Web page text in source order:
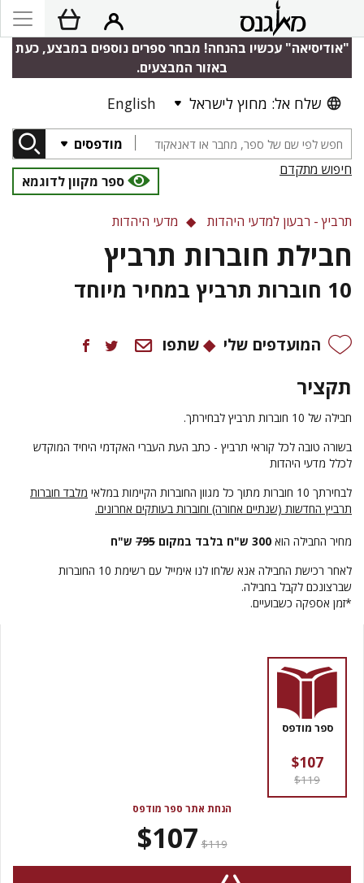
"אודיסיאה" עכשיו בהנחה! מבחר ספרים נוספים במבצע, כעת
באזור המבצעים.
שלח אל: מחוץ לישראל English
מודפסים
חיפוש מתקדם
ספר מקוון לדוגמא
תרביץ - רבעון למדעי היהדות מדעי היהדות
חבילת חוברות תרביץ
10 חוברות תרביץ במחיר מיוחד
המועדפים שלי שתפו
תקציר
חבילה של 10 חוברות תרביץ לבחירתך.
בשורה טובה לכל קוראי תרביץ - כתב העת העברי האקדמי היחיד המוקדש
לכלל מדעי היהדות
לבחירתך 10 חוברות מתוך כל מגוון החוברות הקיימות במלאי
מלבד חוברות
תרביץ החדשות (שנתיים אחורה) וחוברות בעותקים אחרונים.
מחיר החבילה הוא 300 ש"ח בלבד במקום 795 ש"ח
לאחר רכישת החבילה אנא שלחו לנו אימייל עם רשימת 10 החוברות
שברצונכם לקבל בחבילה.
*זמן אספקה כשבועיים.
ספר מודפס
$107
$119
הנחת אתר ספר מודפס
$119
$107